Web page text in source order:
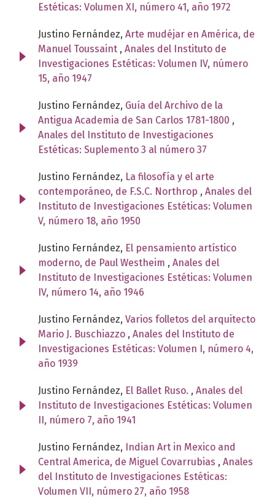
Estéticas: Volumen XI, número 41, año 1972
Justino Fernández, Arte mudéjar en América, de
Manuel Toussaint , Anales del Instituto de
Investigaciones Estéticas: Volumen IV, número
15, año 1947
Justino Fernández, Guía del Archivo de la
Antigua Academia de San Carlos 1781-1800 ,
Anales del Instituto de Investigaciones
Estéticas: Suplemento 3 al número 37
Justino Fernández, La filosofía y el arte
contemporáneo, de F.S.C. Northrop , Anales del
Instituto de Investigaciones Estéticas: Volumen
V, número 18, año 1950
Justino Fernández, El pensamiento artístico
moderno, de Paul Westheim , Anales del
Instituto de Investigaciones Estéticas: Volumen
IV, número 14, año 1946
Justino Fernández, Varios folletos del arquitecto
Mario J. Buschiazzo , Anales del Instituto de
Investigaciones Estéticas: Volumen I, número 4,
año 1939
Justino Fernández, El Ballet Ruso. , Anales del
Instituto de Investigaciones Estéticas: Volumen
II, número 7, año 1941
Justino Fernández, Indian Art in Mexico and
Central America, de Miguel Covarrubias , Anales
del Instituto de Investigaciones Estéticas:
Volumen VII, número 27, año 1958